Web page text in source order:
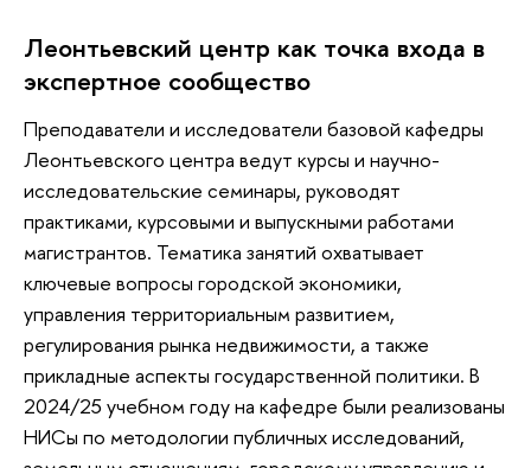
Леонтьевский центр как точка входа в
экспертное сообщество
Преподаватели и исследователи базовой кафедры
Леонтьевского центра ведут курсы и научно-
исследовательские семинары, руководят
практиками, курсовыми и выпускными работами
магистрантов. Тематика занятий охватывает
ключевые вопросы городской экономики,
управления территориальным развитием,
регулирования рынка недвижимости, а также
прикладные аспекты государственной политики. В
2024/25 учебном году на кафедре были реализованы
НИСы по методологии публичных исследований,